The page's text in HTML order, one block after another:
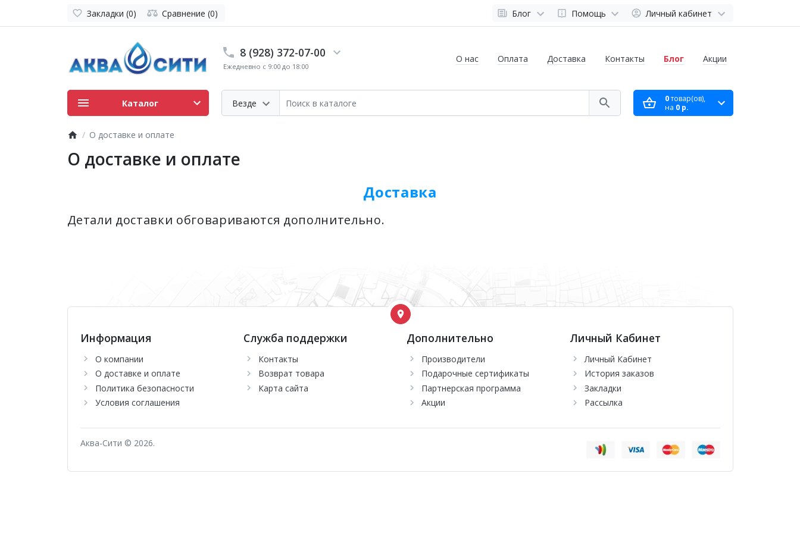
Закладки (0) Сравнение (0) Блог Помощь Личный кабинет
8 (928) 372-07-00
Ежедневно с 9:00 до 18:00
Везде
О нас Оплата Доставка Контакты Блог Акции
0товар(ов),
на 0 р.
Каталог
О доставке и оплате
О доставке и оплате
Доставка
Детали доставки обговариваются дополнительно.
Информация
О компании
О доставке и оплате
Политика безопасности
Условия соглашения
Служба поддержки
Контакты
Возврат товара
Карта сайта
Дополнительно
Производители
Подарочные сертификаты
Партнерская программа
Акции
Личный Кабинет
Личный Кабинет
История заказов
Закладки
Рассылка
Аква-Сити © 2026.